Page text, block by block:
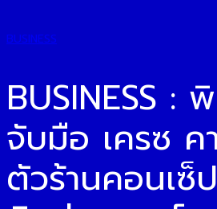
BUSINESS
BUSINESS :
จับมือ เครซ ค
ตัวร้านคอนเซ็